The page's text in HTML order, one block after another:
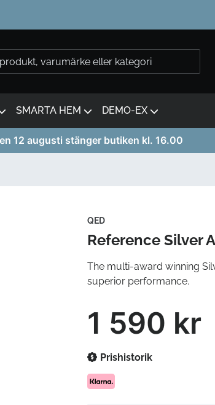
SMARTA HEM DEMO-EX
12 augusti stänger butiken kl. 16.00
QED
Reference Silver
The multi-award winning
superior performance.
1 590 kr
Prishistorik